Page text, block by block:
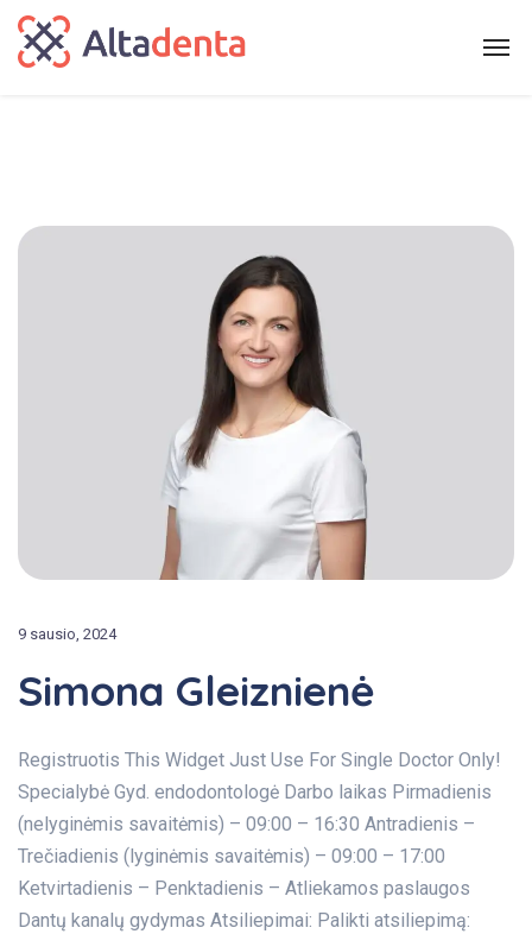
9 sausio, 2024
Simona Gleiznienė
Registruotis This Widget Just Use For Single Doctor Only!
Specialybė Gyd. endodontologė Darbo laikas Pirmadienis
(nelyginėmis savaitėmis) – 09:00 – 16:30 Antradienis –
Trečiadienis (lyginėmis savaitėmis) – 09:00 – 17:00
Ketvirtadienis – Penktadienis – Atliekamos paslaugos
Dantų kanalų gydymas Atsiliepimai: Palikti atsiliepimą: